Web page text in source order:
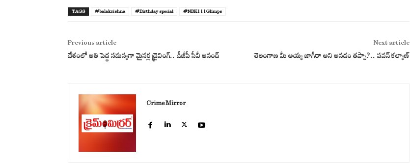
TAGS #balakrishna #Birthday special #NBK111Glimps
Previous article
దేశంలో అతి పెద్ద సమస్యగా మైనర్ల డ్రైవింగ్.. డీజీపీ సీవీ ఆనంద్
Next article
తెలంగాణ మీ అయ్య జాగీరా అని అనడం తప్పా?.. పవన్‌ కల్యాణ్‌
Crime Mirror